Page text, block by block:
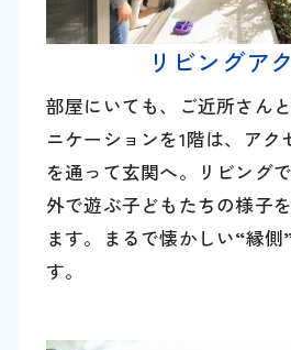
リビングア
部屋にいても、ご近所さん
ニケーションを1階は、アク
を通って玄関へ。リビング
外で遊ぶ子どもたちの様子
ます。まるで懐かしい“縁
す。